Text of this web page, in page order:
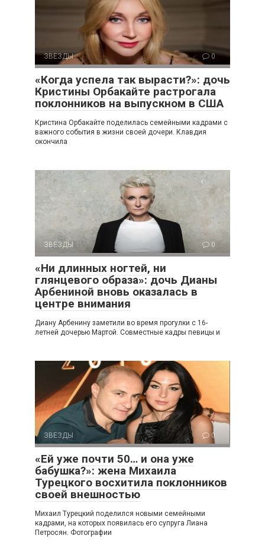
ЗВЕЗДЫ 0
«Когда успела так вырасти?»: дочь
Кристины Орбакайте растрогала
поклонников на выпускном в США
Кристина Орбакайте поделилась семейными кадрами с
важного события в жизни своей дочери. Клавдия
окончила
ЗВЕЗДЫ 0
«Ни длинных ногтей, ни
глянцевого образа»: дочь Дианы
Арбениной вновь оказалась в
центре внимания
Диану Арбенину заметили во время прогулки с 16-
летней дочерью Мартой. Совместные кадры певицы и
ЗВЕЗДЫ 0
«Ей уже почти 50… и она уже
бабушка?»: жена Михаила
Турецкого восхитила поклонников
своей внешностью
Михаил Турецкий поделился новыми семейными
кадрами, на которых появилась его супруга Лиана
Петросян. Фотографии